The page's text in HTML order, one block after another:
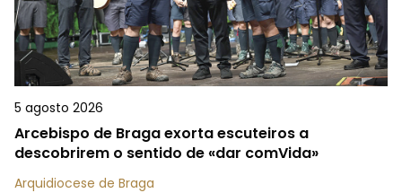
5 agosto 2026
Arcebispo de Braga exorta escuteiros a
descobrirem o sentido de «dar comVida»
Arquidiocese de Braga